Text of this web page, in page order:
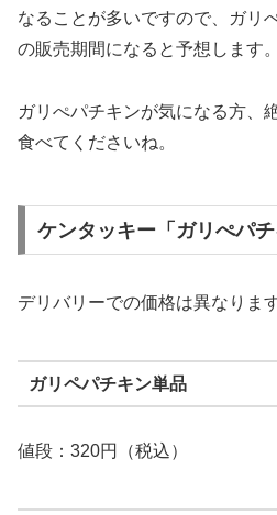
なることが多いですので、ガリ
の販売期間になると予想します。
ガリぺパチキンが気になる方、
食べてくださいね。
ケンタッキー「ガリぺパ
デリバリーでの価格は異なります
ガリペパチキン単品
値段：320円（税込）